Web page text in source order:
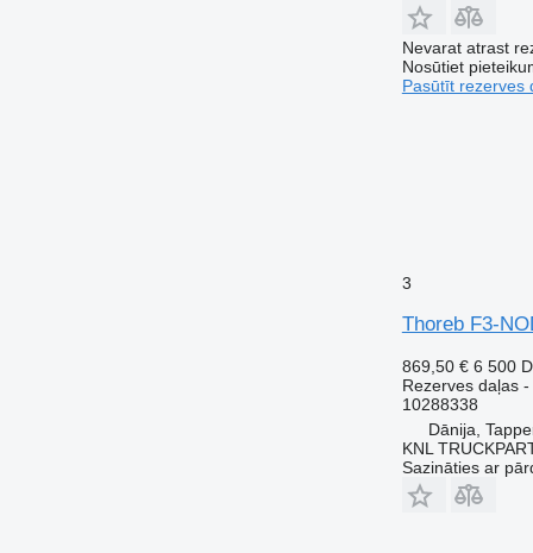
Nevarat atrast
Nosūtiet
Pasūtīt rezerves
3
Thoreb F3-
869,50 € 6 500
Rezerves daļas
10288338
Dānija,
KNL
Sazināties ar